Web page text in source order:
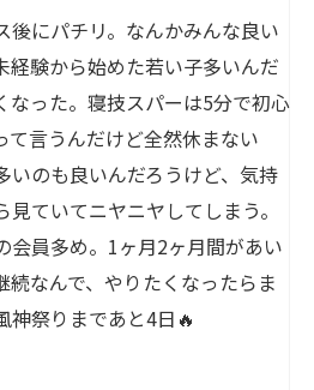
後にパチリ。なんかみんな良い
経験から始めた若い子多いんだ
なった。寝技スパーは5分で初心
て言うんだけど全然休まない
いのも良いんだろうけど、気持
ていてニヤニヤしてしまう。
会員多め。1ヶ月2ヶ月間があい
続なんで、やりたくなったらま
神祭りまであと4日🔥